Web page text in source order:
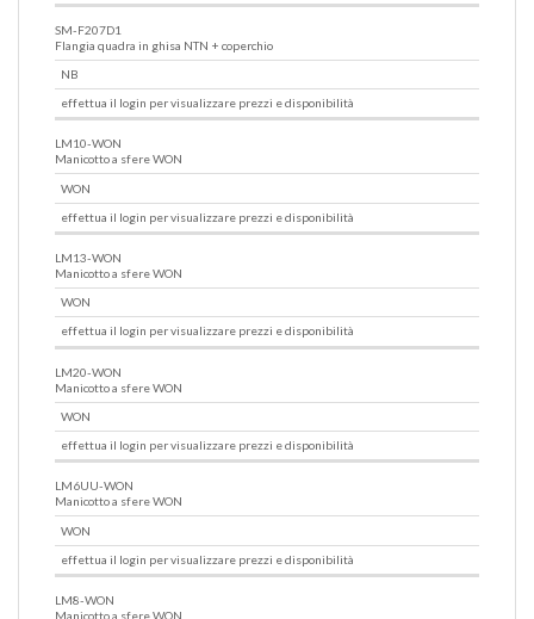
SM-F207D1
Flangia quadra in ghisa NTN + coperchio
NB
effettua il login per visualizzare prezzi e disponibilità
LM10-WON
Manicotto a sfere WON
WON
effettua il login per visualizzare prezzi e disponibilità
LM13-WON
Manicotto a sfere WON
WON
effettua il login per visualizzare prezzi e disponibilità
LM20-WON
Manicotto a sfere WON
WON
effettua il login per visualizzare prezzi e disponibilità
LM6UU-WON
Manicotto a sfere WON
WON
effettua il login per visualizzare prezzi e disponibilità
LM8-WON
Manicotto a sfere WON